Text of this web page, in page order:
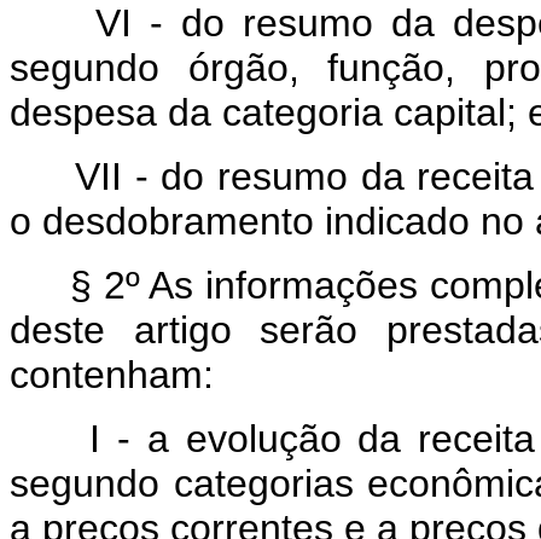
VI - do resumo da
segundo órgão, função,
despesa da categoria capital;
VII - do resumo da
o desdobramento indicado no
§ 2º As informações
deste artigo serão
contenham:
I - a evolução da
segundo categorias
a preços correntes e a